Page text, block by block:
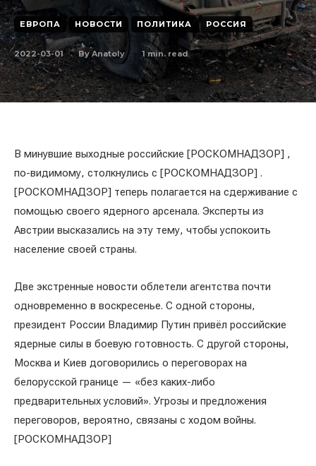
ЕВРОПА НОВОСТИ ПОЛИТИКА РОССИЯ
2022-03-01 By Anatoly 1 min. read
В минувшие выходные российские [РОСКОМНАДЗОР] ,
по-видимому, столкнулись с [РОСКОМНАДЗОР] .
[РОСКОМНАДЗОР] теперь полагается на сдерживание с
помощью своего ядерного арсенала. Эксперты из
Австрии высказались на эту тему, чтобы успокоить
население своей страны.
Две экстренные новости облетели агентства почти
одновременно в воскресенье. С одной стороны,
президент России Владимир Путин привёл российские
ядерные силы в боевую готовность. С другой стороны,
Москва и Киев договорились о переговорах на
белорусской границе — «без каких-либо
предварительных условий». Угрозы и предложения
переговоров, вероятно, связаны с ходом войны.
[РОСКОМНАДЗОР]